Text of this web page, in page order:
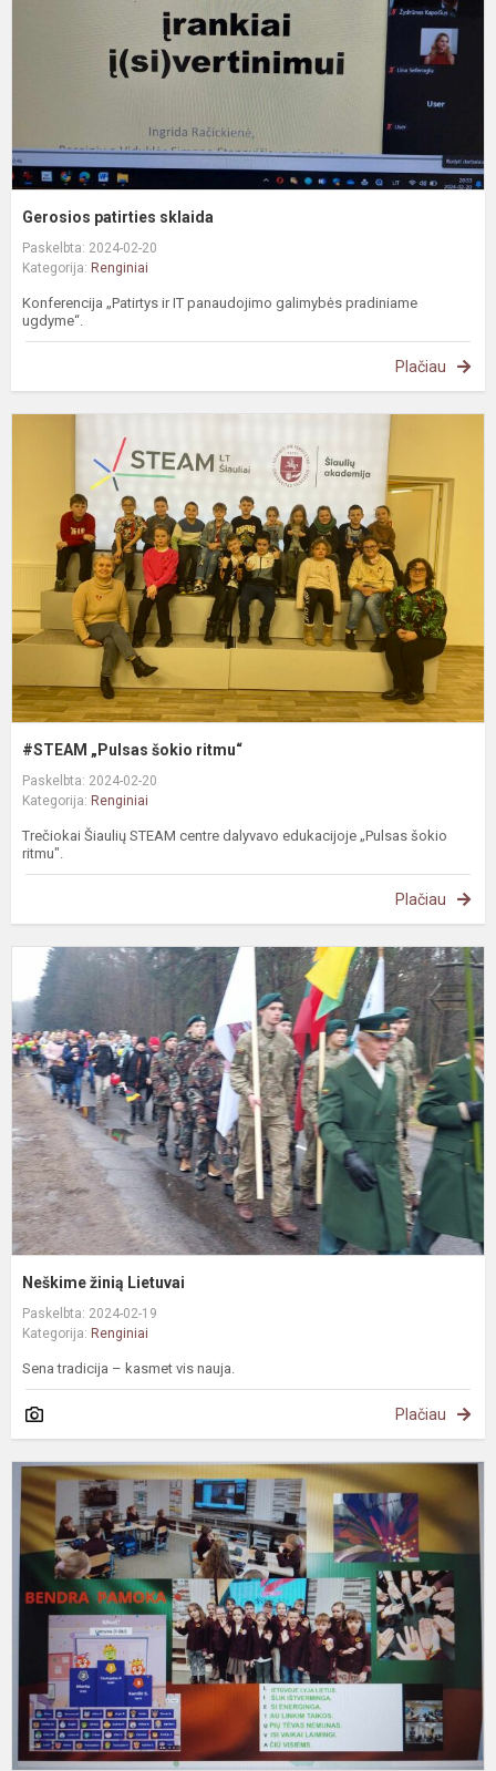
Gerosios patirties sklaida
Paskelbta: 2024-02-20
Kategorija: Renginiai
Konferencija „Patirtys ir IT panaudojimo galimybės pradiniame
ugdyme“.
Plačiau
#STEAM „Pulsas šokio ritmu“
Paskelbta: 2024-02-20
Kategorija: Renginiai
Trečiokai Šiaulių STEAM centre dalyvavo edukacijoje „Pulsas šokio
ritmu".
Plačiau
Neškime žinią Lietuvai
Paskelbta: 2024-02-19
Kategorija: Renginiai
Sena tradicija – kasmet vis nauja.
Plačiau